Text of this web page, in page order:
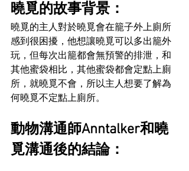
曉覓的故事背景：
曉覓的主人對於曉覓會在籠子外上廁所
感到很困擾，他想讓曉覓可以多出籠外
玩，但每次出籠都會無預警的排泄，和
其他蜜袋相比，其他蜜袋都會定點上廁
所，就曉覓不會，所以主人想要了解為
何曉覓不定點上廁所。
動物溝通師Anntalker和曉
覓溝通後的結論：